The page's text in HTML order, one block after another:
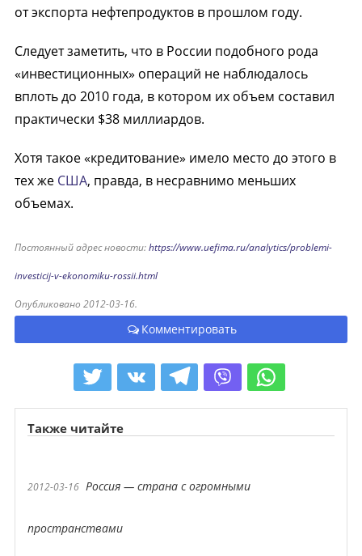
от экспорта нефтепродуктов в прошлом году.
Следует заметить, что в России подобного рода
«инвестиционных» операций не наблюдалось
вплоть до 2010 года, в котором их объем составил
практически $38 миллиардов.
Хотя такое «кредитование» имело место до этого в
тех же США, правда, в несравнимо меньших
объемах.
Постоянный адрес новости:https://www.uefima.ru/analytics/problemi-
investicij-v-ekonomiku-rossii.html
Опубликовано 2012-03-16.
Комментировать
Также читайте
2012-03-16 Россия — страна с огромными
пространствами